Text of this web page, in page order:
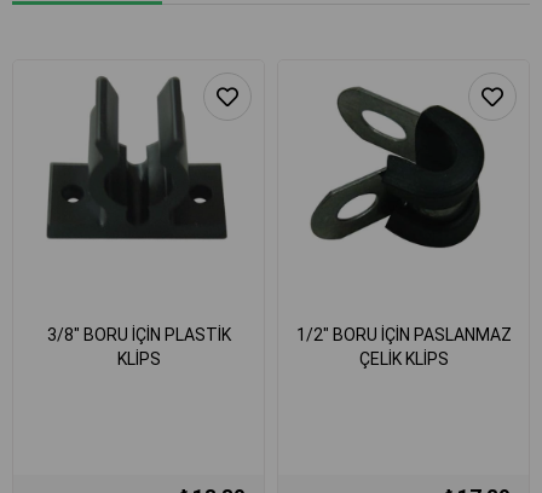
3/8" BORU İÇİN PLASTİK
KLİPS
1/2" BORU İÇİN PASLANMAZ
ÇELİK KLİPS